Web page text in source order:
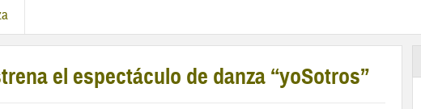
el espectáculo de danza “yoSotros”